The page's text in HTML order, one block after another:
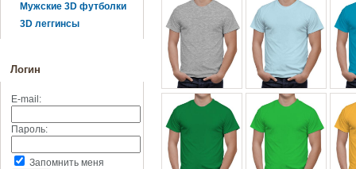
Мужские 3D футболки
3D леггинсы
Логин
E-mail:
Пароль:
Запомнить меня